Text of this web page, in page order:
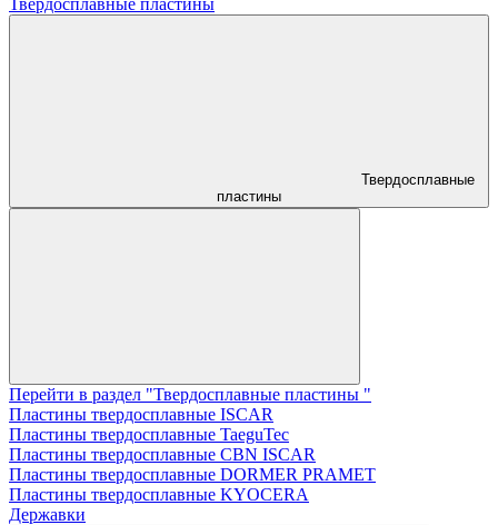
Твердосплавные
пластины
Перейти в раздел "Твердосплавные пластины "
Пластины твердосплавные ISCAR
Пластины твердосплавные TaeguTec
Пластины твердосплавные CBN ISCAR
Пластины твердосплавные DORMER PRAMET
Пластины твердосплавные KYOCERA
Державки